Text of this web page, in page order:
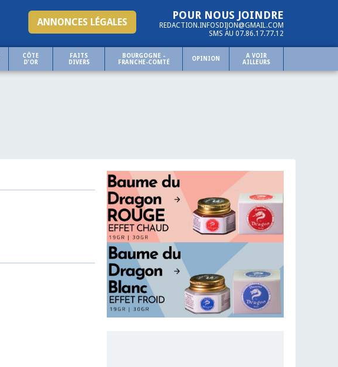
POUR NOUS JOINDRE
REDACTION.INFOSDIJON@GMAIL.COM
SMS AU 07.86.17.77.12
ANNONCES LÉGALES
CÔTE
D'OR
FAITS
DIVERS
BOURGOGNE -
FRANCHE-COMTÉ
OPINION
A VOIR
AILLEURS